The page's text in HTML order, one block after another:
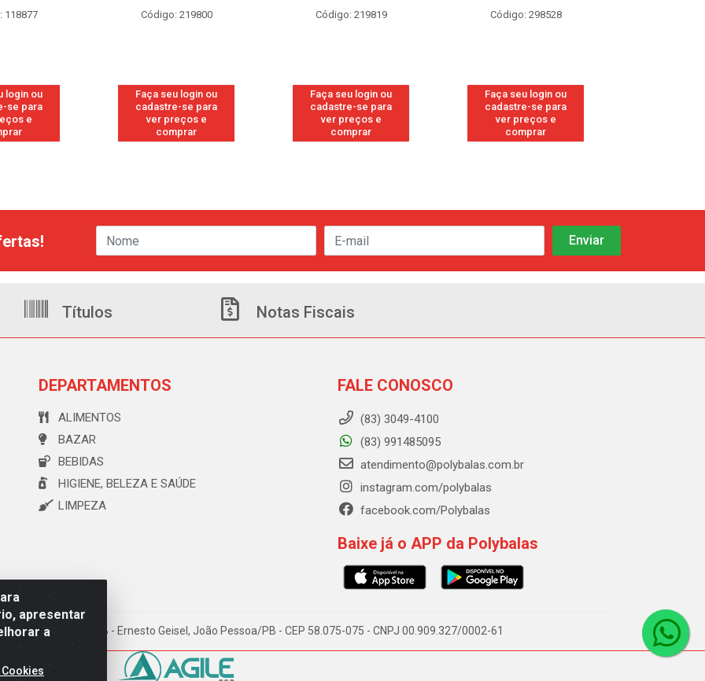
118877
login ou
se para
e
Código: 219800
Faça seu login ou
cadastre-se para
ver preços e
comprar
Código: 219819
Faça seu login ou
cadastre-se para
ver preços e
comprar
Código: 298528
Faça seu login ou
cadastre-se para
ver preços e
comprar
apresentar
a
Títulos Notas Fiscais
DEPARTAMENTOS
ALIMENTOS
BAZAR
BEBIDAS
HIGIENE, BELEZA E SAÚDE
LIMPEZA
FALE CONOSCO
(83) 3049-4100
(83) 991485095
atendimento@polybalas.com.br
instagram.com/polybalas
facebook.com/Polybalas
Baixe já o APP da Polybalas
173 Galpão B - Ernesto Geisel, João Pessoa/PB - CEP 58.075-075 - CNPJ 00.909.327/0002-61